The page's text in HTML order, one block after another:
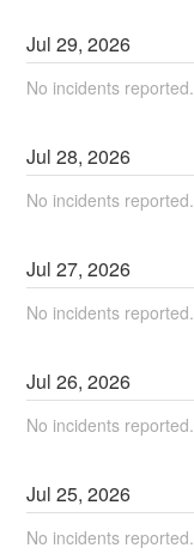
Jul29,2026
No incidents reported.
Jul28,2026
No incidents reported.
Jul27,2026
No incidents reported.
Jul26,2026
No incidents reported.
Jul25,2026
No incidents reported.